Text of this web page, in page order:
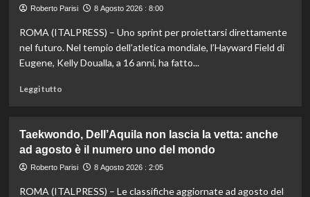
fondo,
d’argento
nella
staffetta
Roberto Parisi 8 Agosto 2026 : 8:00
ROMA (ITALPRESS) – Uno sprint per proiettarsi direttamente
nel futuro. Nel tempio dell’atletica mondiale, l’Hayward Field di
Eugene, Kelly Doualla, a 16 anni, ha fatto...
Leggi tuttoLeggi
Impresa
di
Kelly
a
Taekwondo, Dell’Aquila non lascia la vetta: anche
ad agosto è il numero uno del mondo
Roberto Parisi 8 Agosto 2026 : 2:05
ROMA (ITALPRESS) – Le classifiche aggiornate ad agosto del